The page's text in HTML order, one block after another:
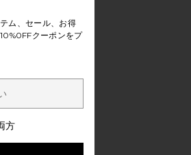
ム、セール、お得
クーポンをプ
方